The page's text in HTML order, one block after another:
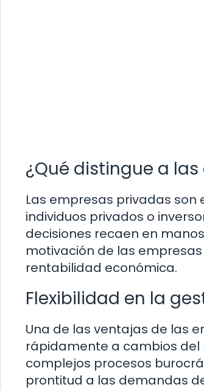
¿Qué distingue a
Las empresas privadas
individuos privados o
decisiones recaen en
motivación de las
rentabilidad económica.
Flexibilidad en la
Una de las ventajas de las
rápidamente a cambios del
complejos procesos
prontitud a las demandas